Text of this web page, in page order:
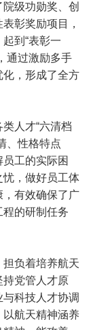
级功勋奖、创
彰奖励项目，
到“表彰一
通过激励多手
，形成了全方
人才“六清档
、性格特点
工的实际困
，做好员工体
有效确保了广
的研制任务
负着培养航天
持党管人才原
科技人才协调
以航天精神涵养